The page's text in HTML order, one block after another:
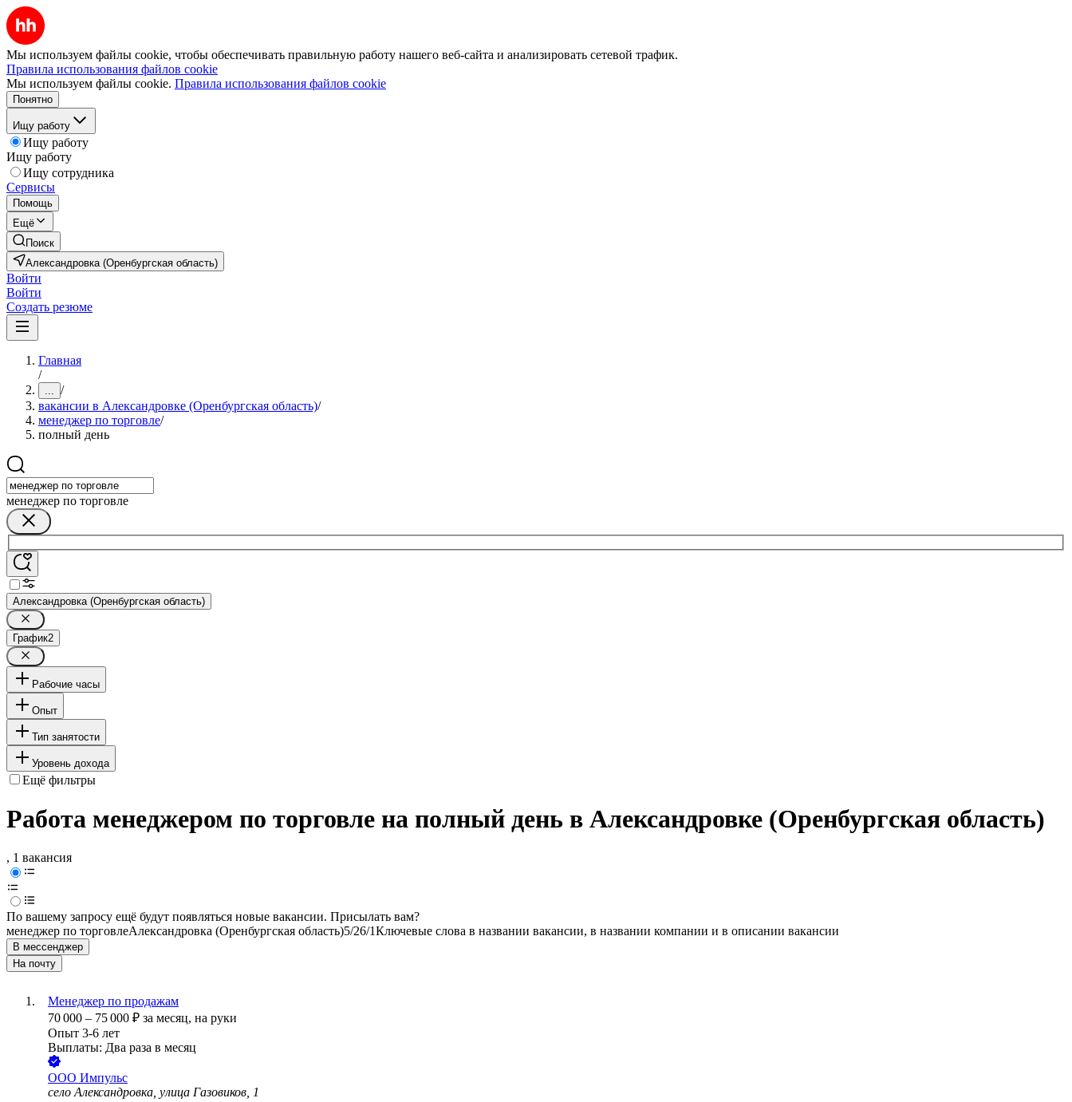
Мы используем файлы cookie, чтобы обеспечивать правильную работу нашего веб-сайта и анализировать сетевой трафик.
Правила использования файлов cookie
Мы используем файлы cookie. Правила использования файлов cookie
Понятно
Ищу работу
Ищу работу
Ищу работу
Ищу сотрудника
Сервисы
Помощь
Ещё
Поиск
Александровка (Оренбургская область)
Войти
Войти
Создать резюме
Главная
/
... /
вакансии в Александровке (Оренбургская область)/
менеджер по торговле/
полный день
менеджер по торговле
Александровка (Оренбургская область)
График2
Рабочие часы
Опыт
Тип занятости
Уровень дохода
Ещё фильтры
Работа менеджером по торговле на полный день в Александровке (Оренбургская область)
, 1 вакансия
По вашему запросу ещё будут появляться новые вакансии. Присылать вам?
менеджер по торговлеАлександровка (Оренбургская область)5/26/1Ключевые слова в названии вакансии, в названии компании и в описании вакансии
В мессенджер
На почту
Менеджер по продажам
70 000 – 75 000 ₽ за месяц, на руки
Опыт 3-6 лет
Выплаты: Два раза в месяц
ООО Импульс
село Александровка, улица Газовиков, 1